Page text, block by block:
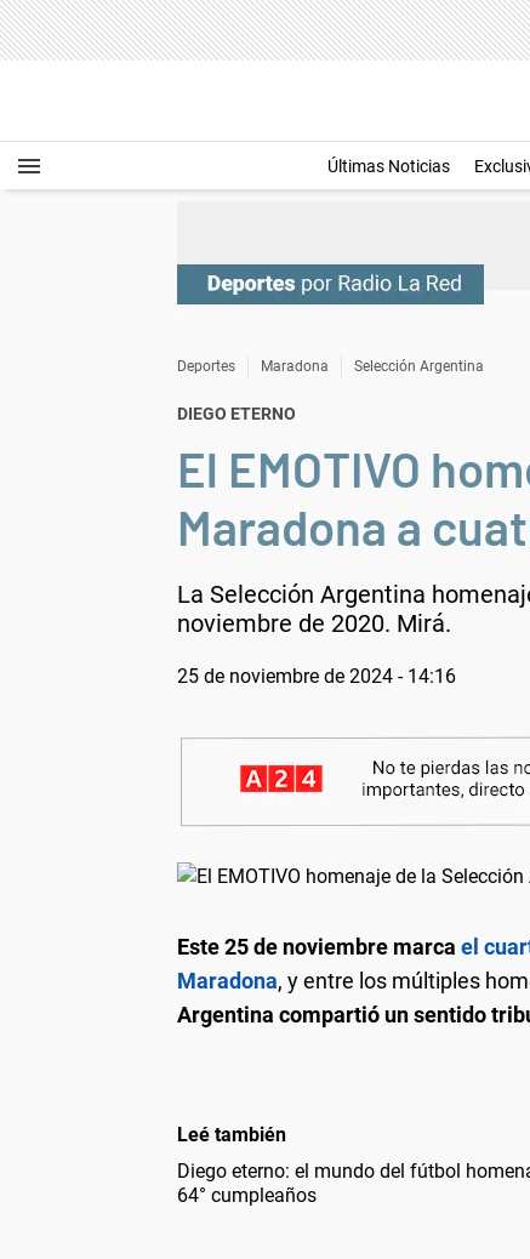
Últimas Noticias
Deportes Maradona Selección Argentina
DIEGO ETERNO
El EMOTIVO
Maradona a
La Selección Argentina
noviembre de 2020. Mirá.
25 de noviembre de 2024 - 14:16
Este 25 de noviembre marca el
Maradona, y entre los múltiples
Argentina compartió un sentido
Leé también
Diego eterno: el mundo del fútbol
64° cumpleaños